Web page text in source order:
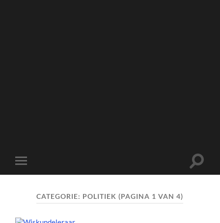
Toggle
mobiel
Toggle
CATEGORIE: POLITIEK (PAGINA 1 VAN 4)